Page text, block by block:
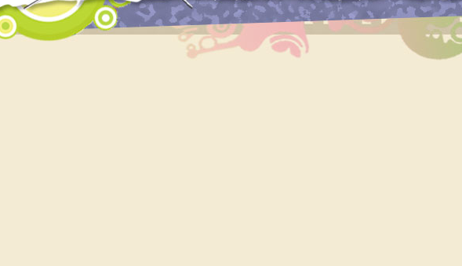
Marie
Qui consulter pour un bilan psychométrique ?
Siouplet
Qui consulter pour un bilan psychométrique ?